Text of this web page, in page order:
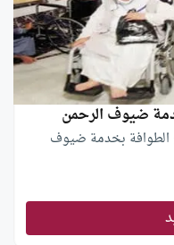
الطوافة بخدمة ضيوف